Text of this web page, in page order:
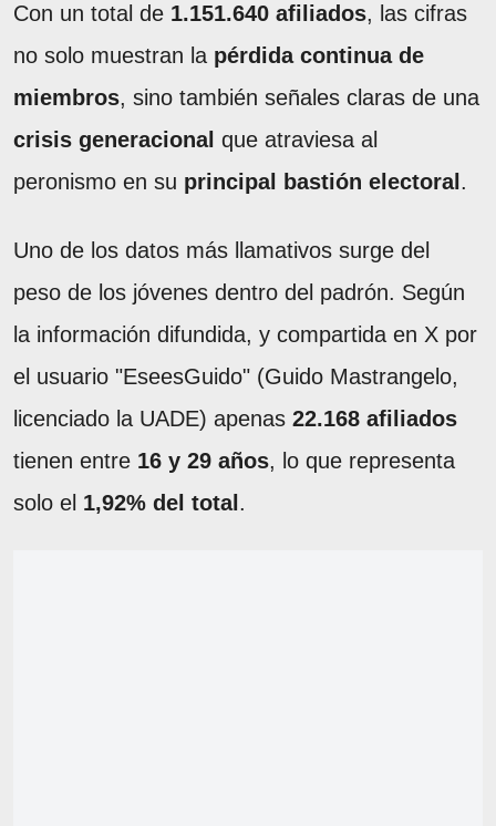
Con un total de 1.151.640 afiliados, las cifras
no solo muestran la pérdida continua de
miembros, sino también señales claras de una
crisis generacional que atraviesa al
peronismo en su principal bastión electoral .
Uno de los datos más llamativos surge del
peso de los jóvenes dentro del padrón. Según
la información difundida, y compartida en X por
el usuario "EseesGuido" (Guido Mastrangelo,
licenciado la UADE) apenas 22.168 afiliados
tienen entre 16 y 29 años, lo que representa
solo el 1,92% del total .